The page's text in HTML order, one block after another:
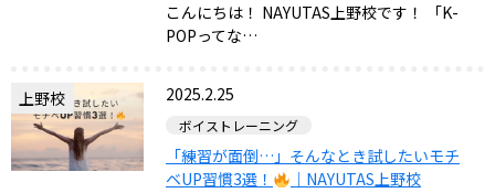
こんにちは！ NAYUTAS上野校です！ 「K-
POPってな…
上野校 2025.2.25
ボイストレーニング
「練習が面倒…」そんなとき試したいモチ
ベUP習慣3選！
｜NAYUTAS上野校